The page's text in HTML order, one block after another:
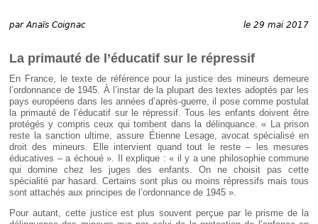
parAnaïs Coignac le 29 mai 2017
La primauté de l’éducatif sur le répressif
En France, le texte de référence pour la justice des mineurs demeure
l’ordonnance de 1945. À l’instar de la plupart des textes adoptés par les
pays européens dans les années d’après-guerre, il pose comme postulat
la primauté de l’éducatif sur le répressif. Tous les enfants doivent être
protégés y compris ceux qui tombent dans la délinquance. « La prison
reste la sanction ultime, assure Étienne Lesage, avocat spécialisé en
droit des mineurs. Elle intervient quand tout le reste – les mesures
éducatives – a échoué ». Il explique : « il y a une philosophie commune
qui domine chez les juges des enfants. On ne choisit pas cette
spécialité par hasard. Certains sont plus ou moins répressifs mais tous
sont attachés aux principes de l’ordonnance de 1945 ».
Pour autant, cette justice est plus souvent perçue par le prisme de la